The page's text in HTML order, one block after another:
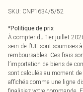
SKU: CNP1634/5/52
*Politique de prix
À compter du 1er juillet
sein de l’UE sont soumises
remboursables. Ces frais
l’importation de biens de
sont calculés au moment de
affichés comme une ligne